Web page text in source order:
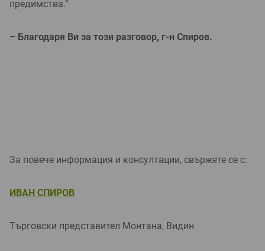
предимства.“
– Благодаря Ви за този разговор, г-н Спиров.
За повече информация и консултации, свържете се с:
ИВАН СПИРОВ
Търговски представител Монтана, Видин